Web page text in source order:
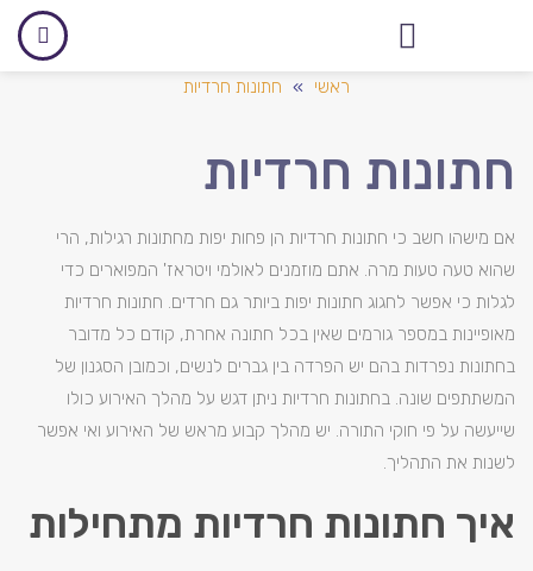
ראשי » חתונות חרדיות
חתונות חרדיות
אם מישהו חשב כי חתונות חרדיות הן פחות יפות מחתונות רגילות, הרי
שהוא טעה טעות מרה. אתם מוזמנים לאולמי ויטראז' המפוארים כדי
לגלות כי אפשר לחגוג חתונות יפות ביותר גם חרדים. חתונות חרדיות
מאופיינות במספר גורמים שאין בכל חתונה אחרת, קודם כל מדובר
בחתונות נפרדות בהם יש הפרדה בין גברים לנשים, וכמובן הסגנון של
המשתתפים שונה. בחתונות חרדיות ניתן דגש על מהלך האירוע כולו
שייעשה על פי חוקי התורה. יש מהלך קבוע מראש של האירוע ואי אפשר
לשנות את התהליך.
איך חתונות חרדיות מתחילות